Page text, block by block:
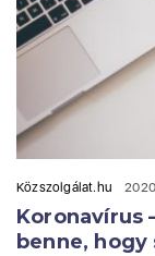
Közszolgálat.hu
Koronavírus
benne, hogy